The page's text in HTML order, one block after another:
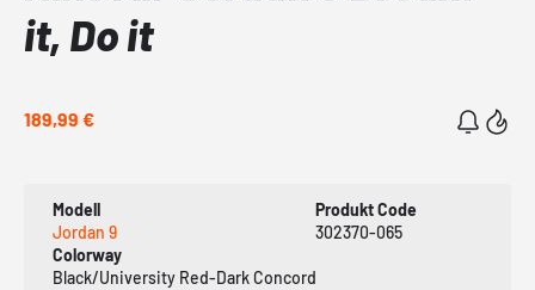
it, Do it
189,99 €
Modell
Jordan 9
Produkt Code
302370-065
Colorway
Black/University Red-Dark Concord